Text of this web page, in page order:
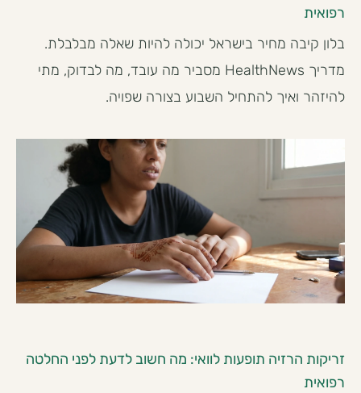
רפואית
בלון קיבה מחיר בישראל יכולה להיות שאלה מבלבלת.
מדריך HealthNews מסביר מה עובד, מה לבדוק, מתי
להיזהר ואיך להתחיל השבוע בצורה שפויה.
זריקות הרזיה תופעות לוואי: מה חשוב לדעת לפני החלטה
רפואית